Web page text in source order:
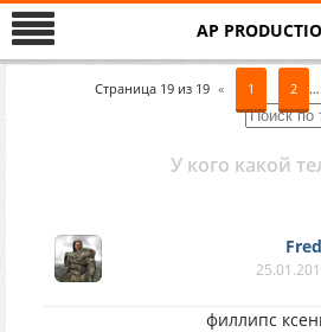
AP
Страница 19из 19 « 1 2 …
У кого какой
филлипс